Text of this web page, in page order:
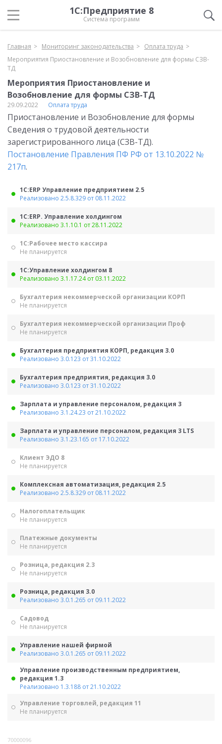
1С:Предприятие 8
Система программ
Главная Мониторинг законодательства
Оплата труда
Мероприятия Приостановление и Возобновление для формы СЗВ-
ТД
Мероприятия Приостановление и
Возобновление для формы СЗВ-ТД
29.09.2022 Оплата труда
Приостановление и Возобновление для формы
Сведения о трудовой деятельности
зарегистрированного лица (СЗВ-ТД).
Постановление Правления ПФ РФ от 13.10.2022 №
217п.
1С:ERP Управление предприятием 2.5
Реализовано 2.5.8.329 от 08.11.2022
1С:ERP. Управление холдингом
Реализовано 3.1.10.1 от 28.11.2022
1С:Рабочее место кассира
Не планируется
1С:Управление холдингом 8
Реализовано 3.1.17.24 от 03.11.2022
Бухгалтерия некоммерческой организации КОРП
Не планируется
Бухгалтерия некоммерческой организации Проф
Не планируется
Бухгалтерия предприятия КОРП, редакция 3.0
Реализовано 3.0.123 от 31.10.2022
Бухгалтерия предприятия, редакция 3.0
Реализовано 3.0.123 от 31.10.2022
Зарплата и управление персоналом, редакция 3
Реализовано 3.1.24.23 от 21.10.2022
Зарплата и управление персоналом, редакция 3 LTS
Реализовано 3.1.23.165 от 17.10.2022
Клиент ЭДО 8
Не планируется
Комплексная автоматизация, редакция 2.5
Реализовано 2.5.8.329 от 08.11.2022
Налогоплательщик
Не планируется
Платежные документы
Не планируется
Розница, редакция 2.3
Не планируется
Розница, редакция 3.0
Реализовано 3.0.1.265 от 09.11.2022
Садовод
Не планируется
Управление нашей фирмой
Реализовано 3.0.1.265 от 09.11.2022
Управление производственным предприятием,
редакция 1.3
Реализовано 1.3.188 от 21.10.2022
Управление торговлей, редакция 11
Не планируется
70000096